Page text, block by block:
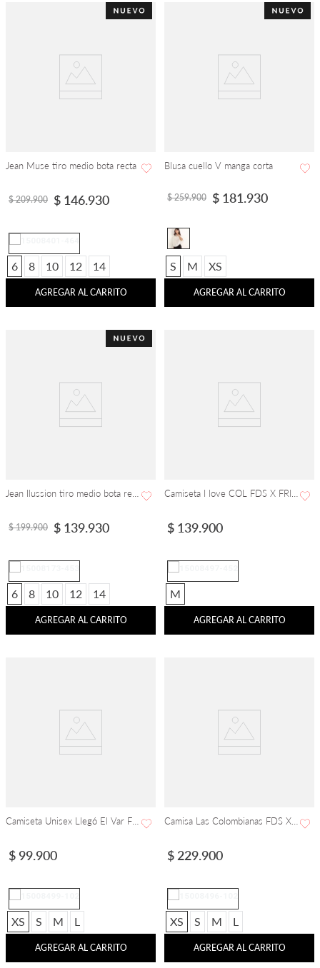
Jean Muse tiro medio bota recta
$ 209.900 $ 146.930
6 8 10 12 14
AGREGAR AL CARRITO
Blusa cuello V manga corta
$ 259.900 $ 181.930
S M XS
AGREGAR AL CARRITO
$ 199.900 $ 139.930
6 8 10 12 14
AGREGAR AL CARRITO
$ 139.900
M
AGREGAR AL CARRITO
$99.900
XS S M L
AGREGAR AL CARRITO
$ 229.900
XS S M L
AGREGAR AL CARRITO